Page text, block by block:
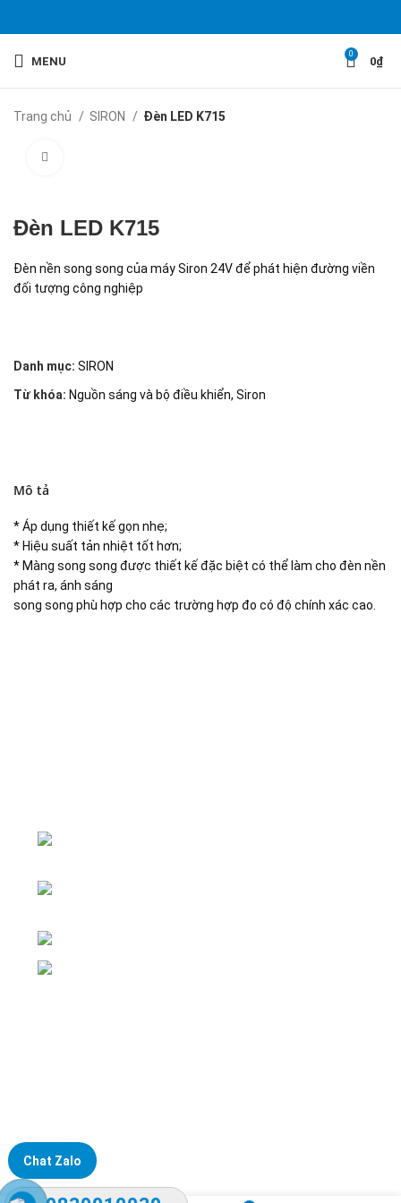
MENU
0
0₫
Trang chủ SIRON Đèn LED K715
Đèn LED K715
Đèn nền song song của máy Siron 24V để phát hiện đường viền
đối tượng công nghiệp
Danh mục: SIRON
Từ khóa: Nguồn sáng và bộ điều khiển, Siron
Mô tả
* Áp dụng thiết kế gọn nhẹ;
* Hiệu suất tản nhiệt tốt hơn;
* Màng song song được thiết kế đặc biệt có thể làm cho đèn nền
phát ra, ánh sáng
song song phù hợp cho các trường hợp đo có độ chính xác cao.
Chat Zalo